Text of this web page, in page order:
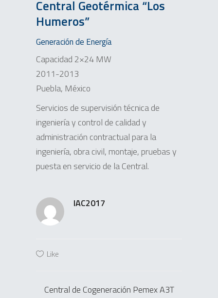
Central Geotérmica “Los
Humeros”
Generación de Energía
Capacidad 2×24 MW
2011-2013
Puebla, México
Servicios de supervisión técnica de
ingeniería y control de calidad y
administración contractual para la
ingeniería, obra civil, montaje, pruebas y
puesta en servicio de la Central.
IAC2017
Like
Central de Cogeneración Pemex A3T